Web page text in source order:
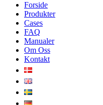
Forside
Produkter
Cases
FAQ
Manualer
Om Oss
Kontakt